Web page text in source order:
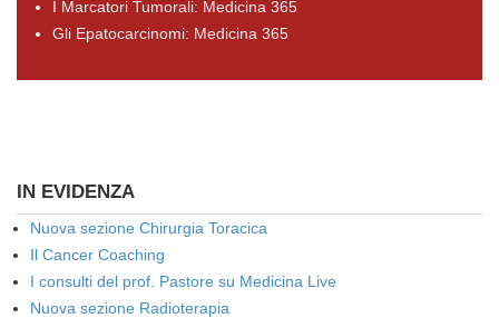
I Marcatori Tumorali: Medicina 365
Gli Epatocarcinomi: Medicina 365
IN EVIDENZA
Nuova sezione Chirurgia Toracica
Il Cancer Coaching
I consulti del prof. Pastore su Medicina Live
Nuova sezione Radioterapia